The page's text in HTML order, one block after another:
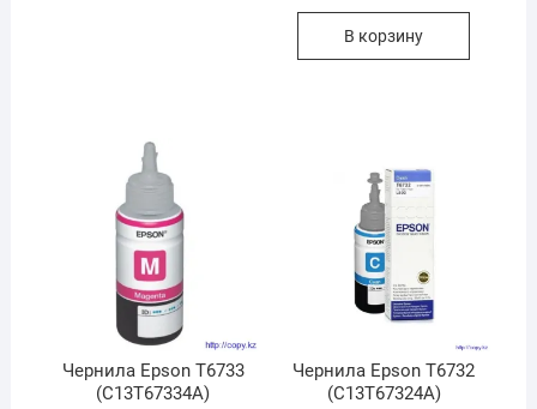
В корзину
Чернила Epson T6733
(C13T67334A)
Чернила Epson T6732
(C13T67324A)